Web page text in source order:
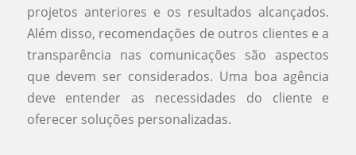
projetos anteriores e os resultados alcançados.
Além disso, recomendações de outros clientes e a
transparência nas comunicações são aspectos
que devem ser considerados. Uma boa agência
deve entender as necessidades do cliente e
oferecer soluções personalizadas.